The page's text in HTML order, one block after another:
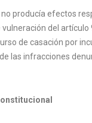
producía efectos
del artículo
de casación por
las infracciones